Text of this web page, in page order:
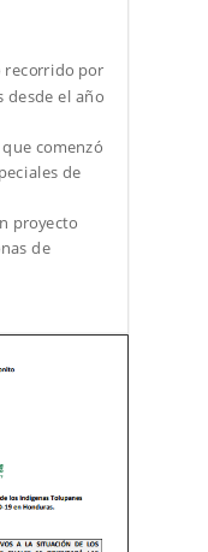
recorrido por
desde el año
comenzó
de
proyecto
de